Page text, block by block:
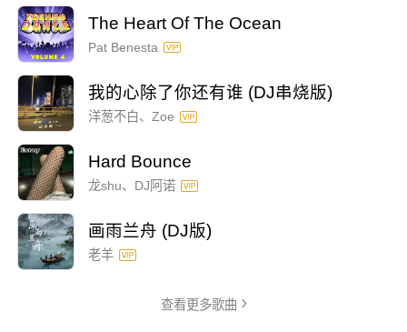
The Heart Of The Ocean
Pat Benesta
我的心除了你还有谁 (DJ串烧版)
洋葱不白、Zoe
Hard Bounce
龙shu、DJ阿诺
画雨兰舟 (DJ版)
老羊
查看更多歌曲